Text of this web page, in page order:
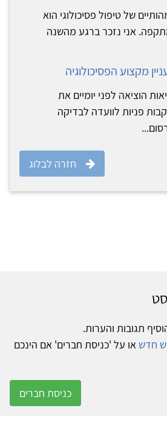
של טיפול פסיכולוגי הוא
אני נזכר ברגע מהשנה
מקצוע הפסיכולוגיה
הוציאה לפני יומיים את
פניות לוועדה לבדיקה
חזרה לבלוג
תגובות והערות.
חדש או על 'כניסת חברים' אם הינכם
כניסת חברים